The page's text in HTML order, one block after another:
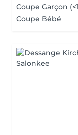
Coupe Garçon
Coupe Bébé